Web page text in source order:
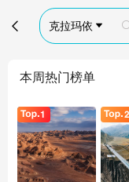
 克拉玛依 
本周热门榜单